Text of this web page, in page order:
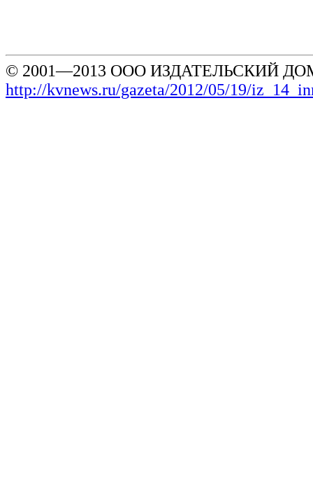
© 2001—2013 ООО ИЗДАТЕЛЬСКИЙ
http://kvnews.ru/gazeta/2012/05/19/